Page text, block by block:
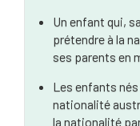
Un enfant qui,
prétendre à la
ses parents en
Les enfants
nationalité
la nationalité